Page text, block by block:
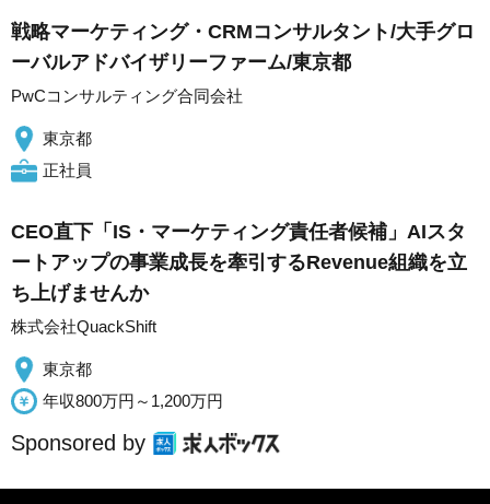
戦略マーケティング・CRMコンサルタント/大手グロ
ーバルアドバイザリーファーム/東京都
PwCコンサルティング合同会社
東京都
正社員
CEO直下「IS・マーケティング責任者候補」AIスタ
ートアップの事業成長を牽引するRevenue組織を立
ち上げませんか
株式会社QuackShift
東京都
年収800万円～1,200万円
Sponsored by